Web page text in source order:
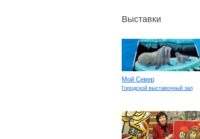
Выставки
Мой Север
Городской выставочный зал